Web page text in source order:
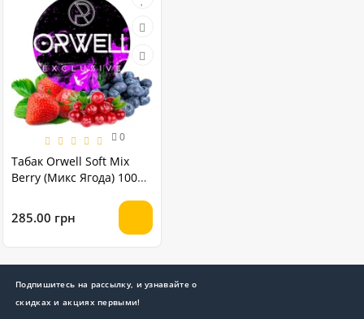
0
Табак Orwell Soft Mix
Berry (Микс Ягода) 100
285.00 грн
Подпишитесь на рассылку, и узнавайте о
скидках и акциях первыми!